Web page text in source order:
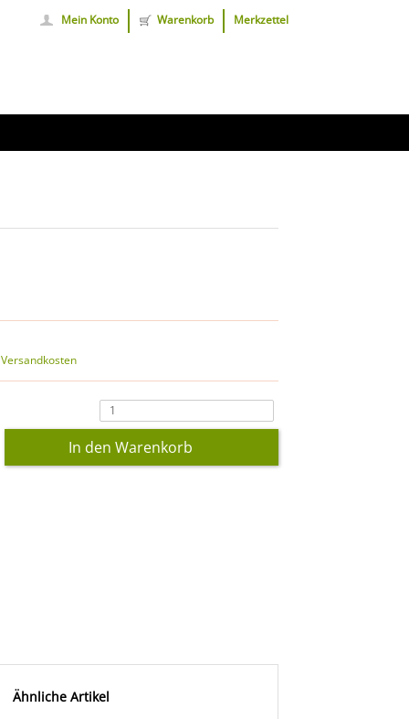
Mein Konto Warenkorb Merkzettel
1
Ähnliche Artikel